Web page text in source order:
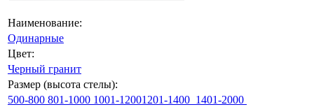
Наименование:
Одинарные
Цвет:
Черный гранит
Размер (высота стелы):
500-800 801-1000 1001-12001201-1400 1401-2000